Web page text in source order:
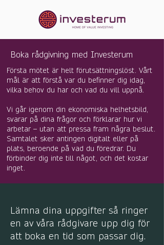
Boka rådgivning med Investerum
Första mötet är helt förutsättningslöst. Vårt
mål är att förstå var du befinner dig idag,
vilka behov du har och vad du vill uppnå.
Vi går igenom din ekonomiska helhetsbild,
svarar på dina frågor och förklarar hur vi
arbetar – utan att pressa fram några beslut.
Samtalet sker antingen digitalt eller på
plats, beroende på vad du föredrar. Du
förbinder dig inte till något, och det kostar
inget.
Lämna dina uppgifter så ringer
en av våra rådgivare upp dig för
att boka en tid som passar dig.